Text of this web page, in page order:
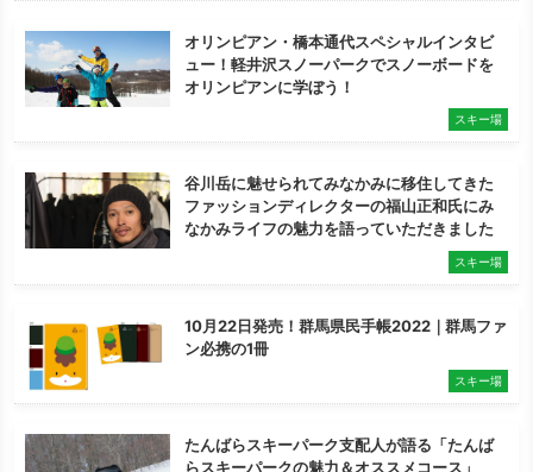
オリンピアン・橋本通代スペシャルインタビ
ュー！軽井沢スノーパークでスノーボードを
オリンピアンに学ぼう！
スキー場
谷川岳に魅せられてみなかみに移住してきた
ファッションディレクターの福山正和氏にみ
なかみライフの魅力を語っていただきました
スキー場
10月22日発売！群馬県民手帳2022｜群馬ファ
ン必携の1冊
スキー場
たんばらスキーパーク支配人が語る「たんば
らスキーパークの魅力＆オススメコース」